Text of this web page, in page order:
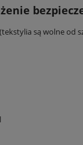
są wolne od